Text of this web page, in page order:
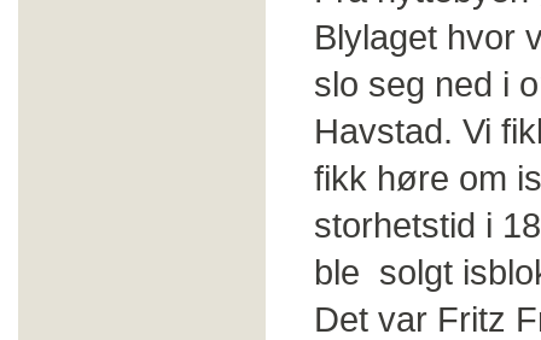
Blylaget hvor
slo seg ned i
Havstad. Vi
fikk høre om
storhetstid i
ble solgt
Det var Fritz